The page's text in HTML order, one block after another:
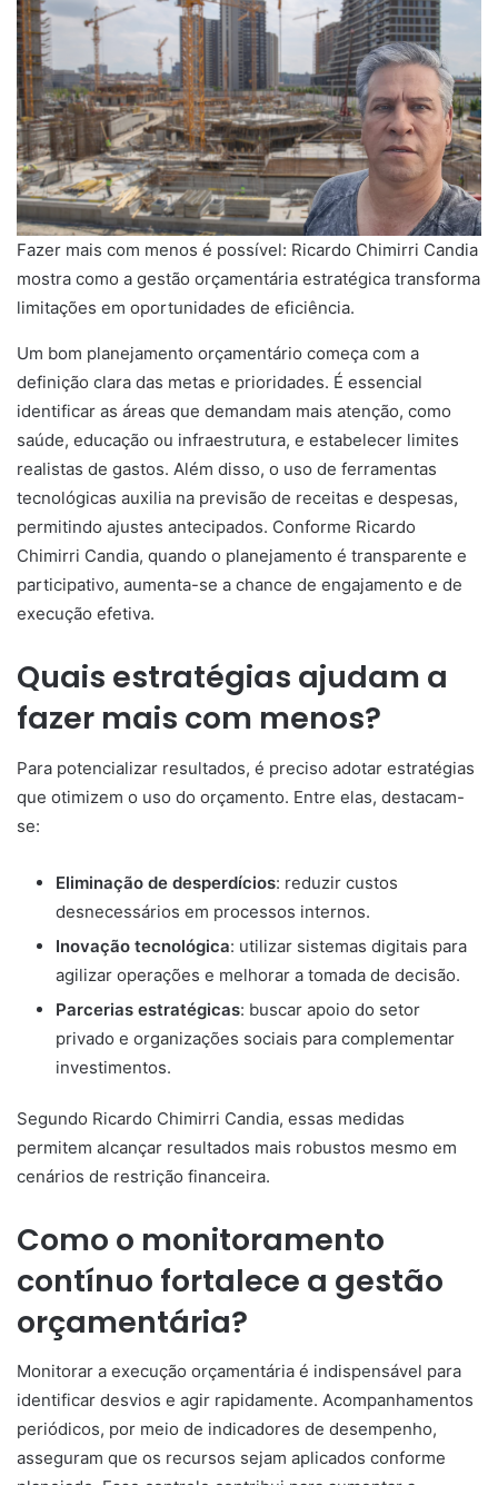
Fazer mais com menos é possível: Ricardo Chimirri Candia
mostra como a gestão orçamentária estratégica transforma
limitações em oportunidades de eficiência.
Um bom planejamento orçamentário começa com a
definição clara das metas e prioridades. É essencial
identificar as áreas que demandam mais atenção, como
saúde, educação ou infraestrutura, e estabelecer limites
realistas de gastos. Além disso, o uso de ferramentas
tecnológicas auxilia na previsão de receitas e despesas,
permitindo ajustes antecipados. Conforme Ricardo
Chimirri Candia, quando o planejamento é transparente e
participativo, aumenta-se a chance de engajamento e de
execução efetiva.
Quais estratégias ajudam a
fazer mais com menos?
Para potencializar resultados, é preciso adotar estratégias
que otimizem o uso do orçamento. Entre elas, destacam-
se:
Eliminação de desperdícios: reduzir custos
desnecessários em processos internos.
Inovação tecnológica: utilizar sistemas digitais para
agilizar operações e melhorar a tomada de decisão.
Parcerias estratégicas: buscar apoio do setor
privado e organizações sociais para complementar
investimentos.
Segundo Ricardo Chimirri Candia, essas medidas
permitem alcançar resultados mais robustos mesmo em
cenários de restrição financeira.
Como o monitoramento
contínuo fortalece a gestão
orçamentária?
Monitorar a execução orçamentária é indispensável para
identificar desvios e agir rapidamente. Acompanhamentos
periódicos, por meio de indicadores de desempenho,
asseguram que os recursos sejam aplicados conforme